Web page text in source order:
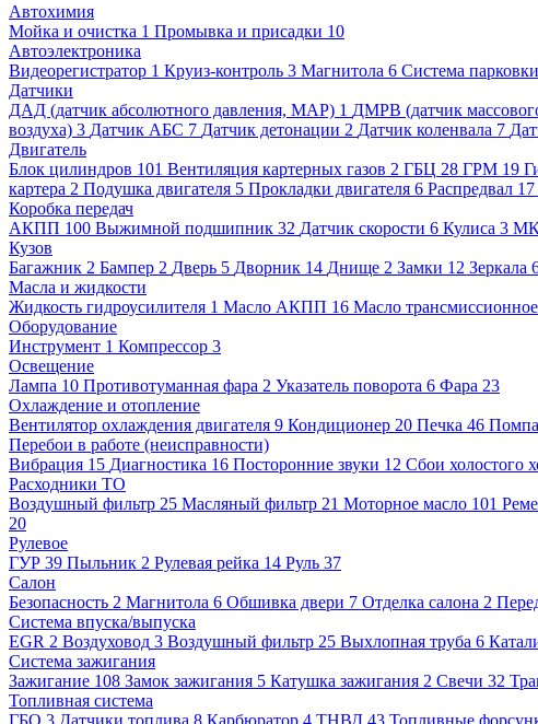
Автохимия
Мойка и очистка 1 Промывка и присадки 10
Автоэлектроника
Видеорегистратор 1 Круиз-контроль 3 Магнитола 6 Система парковки
Датчики
ДАД (датчик абсолютного давления, MAP) 1 ДМРВ (датчик
воздуха) 3 Датчик АБС 7 Датчик детонации 2 Датчик коленвала 7
Двигатель
Блок цилиндров 101 Вентиляция картерных газов 2 ГБЦ 28 ГРМ 19
картера 2 Подушка двигателя 5 Прокладки двигателя 6 Распредвал 17
Коробка передач
АКПП 100 Выжимной подшипник 32 Датчик скорости 6 Кулиса 3
Кузов
Багажник 2 Бампер 2 Дверь 5 Дворник 14 Днище 2 Замки 12 Зеркала
Масла и жидкости
Жидкость гидроусилителя 1 Масло АКПП 16 Масло трансмиссионное
Оборудование
Инструмент 1 Компрессор 3
Освещение
Лампа 10 Противотуманная фара 2 Указатель поворота 6 Фара 23
Охлаждение и отопление
Вентилятор охлаждения двигателя 9 Кондиционер 20 Печка 46 Помпа
Перебои в работе (неисправности)
Вибрация 15 Диагностика 16 Посторонние звуки 12 Сбои холостого
Расходники ТО
Воздушный фильтр 25 Масляный фильтр 21 Моторное масло 101
20
Рулевое
ГУР 39 Пыльник 2 Рулевая рейка 14 Руль 37
Салон
Безопасность 2 Магнитола 6 Обшивка двери 7 Отделка салона 2
Система впуска/выпуска
EGR 2 Воздуховод 3 Воздушный фильтр 25 Выхлопная труба 6
Система зажигания
Зажигание 108 Замок зажигания 5 Катушка зажигания 2 Свечи 32
Топливная система
ГБО 3 Датчики топлива 8 Карбюратор 4 ТНВД 43 Топливные